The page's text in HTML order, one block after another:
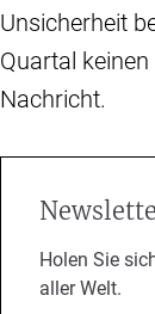
Unsicherheit
Quartal
Nachricht.
Holen Sie
aller Welt.